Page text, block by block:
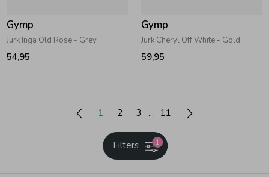
Gymp
Jurk Inga Old Rose - Grey
54,95
Gymp
Jurk Cheryl Off White - Gold
59,95
1 2 3 11
1
Filters